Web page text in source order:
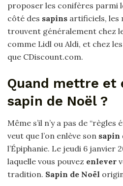
proposer les conifères parmi
côté des sapins artificiels, les
trouvent généralement chez
comme Lidl ou Aldi, et chez
que CDiscount.com.
Quand mettre et
sapin de Noël ?
Même s’il n’y a pas de
veut que l’on enlève son sapin
l’Épiphanie. Le jeudi 6 janvier
laquelle vous pouvez enlever
tradition. Sapin de Noël